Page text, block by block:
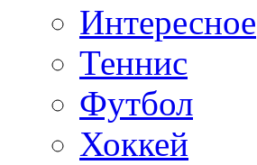
Интересное
Теннис
Футбол
Хоккей